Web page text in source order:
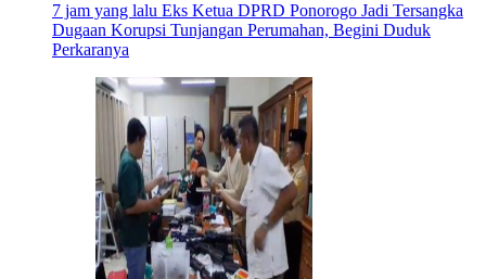
7 jam yang lalu Eks Ketua DPRD Ponorogo Jadi Tersangka
Dugaan Korupsi Tunjangan Perumahan, Begini Duduk
Perkaranya